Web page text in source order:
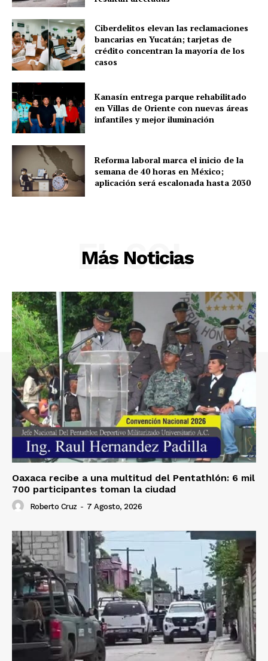
SUBSCRIBE NOW
Menú
Yucatán
Sociedad y Negocios
Policíacas
Deportes
Política
Ciberdelitos elevan las reclamaciones
bancarias en Yucatán; tarjetas de
crédito concentran la mayoría de los
casos
Kanasín entrega parque rehabilitado
en Villas de Oriente con nuevas áreas
infantiles y mejor iluminación
Reforma laboral marca el inicio de la
semana de 40 horas en México;
aplicación será escalonada hasta 2030
Más Noticias
EL SOL
Oaxaca recibe a una multitud del Pentathlón: 6 mil
700 participantes toman la ciudad
Roberto Cruz - 7 Agosto, 2026